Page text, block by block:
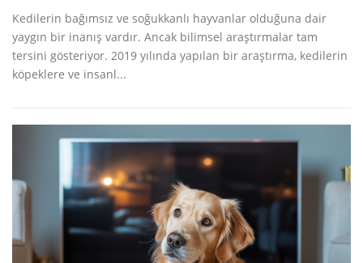
Kedilerin bağımsız ve soğukkanlı hayvanlar olduğuna dair
yaygın bir inanış vardır. Ancak bilimsel araştırmalar tam
tersini gösteriyor. 2019 yılında yapılan bir araştırma, kedilerin
köpeklere ve insanl...